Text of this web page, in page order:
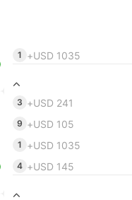
USD 1035+
1
USD 241+
3
USD 105+
9
USD 1035+
1
USD 145+
4